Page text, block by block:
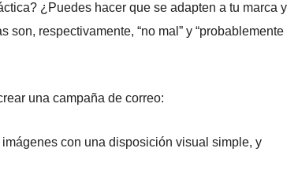
¿Puedes hacer que se adapten a tu marca y
respectivamente, “no mal” y “probablemente
una campaña de correo:
con una disposición visual simple, y